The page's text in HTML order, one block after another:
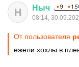
Н Ныч
08:14,
От пользователя
ежели хохлы в